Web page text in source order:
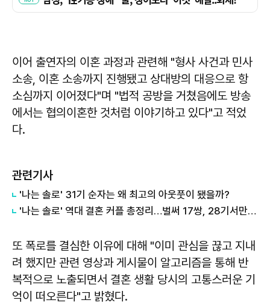
이어 출연자의 이혼 과정과 관련해 "형사 사건과 민사
소송, 이혼 소송까지 진행됐고 상대방의 대응으로 항
소심까지 이어졌다"며 "법적 공방을 거쳤음에도 방송
에서는 협의이혼한 것처럼 이야기하고 있다"고 적었
다.
관련기사
'나는 솔로' 31기 순자는 왜 최고의 아웃풋이 됐을까?
'나는 솔로' 역대 결혼 커플 총정리…벌써 17쌍, 28기서만 세 부부
또 폭로를 결심한 이유에 대해 "이미 관심을 끊고 지내
려 했지만 관련 영상과 게시물이 알고리즘을 통해 반
복적으로 노출되면서 결혼 생활 당시의 고통스러운 기
억이 떠오른다"고 밝혔다.